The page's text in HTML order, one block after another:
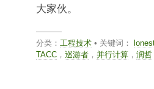
大家伙。
分类： 工程技术• 关键词：
TACC， 巡游者， 并行计算， 润哲